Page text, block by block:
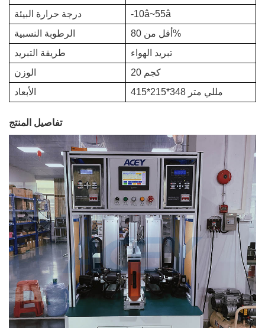
درجة حرارة البيئة
-10â~55â
الرطوبة النسبية
أقل من 80%
طريقة التبريد
تبريد الهواء
الوزن
20 كجم
الأبعاد
415*215*348 مللي متر
تفاصيل المنتج